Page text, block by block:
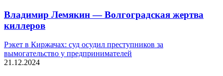
Владимир Лемякин — Волгоградская жертва
киллеров
Рэкет в Киржачах: суд осудил преступников за
вымогательство у предпринимателей
21.12.2024